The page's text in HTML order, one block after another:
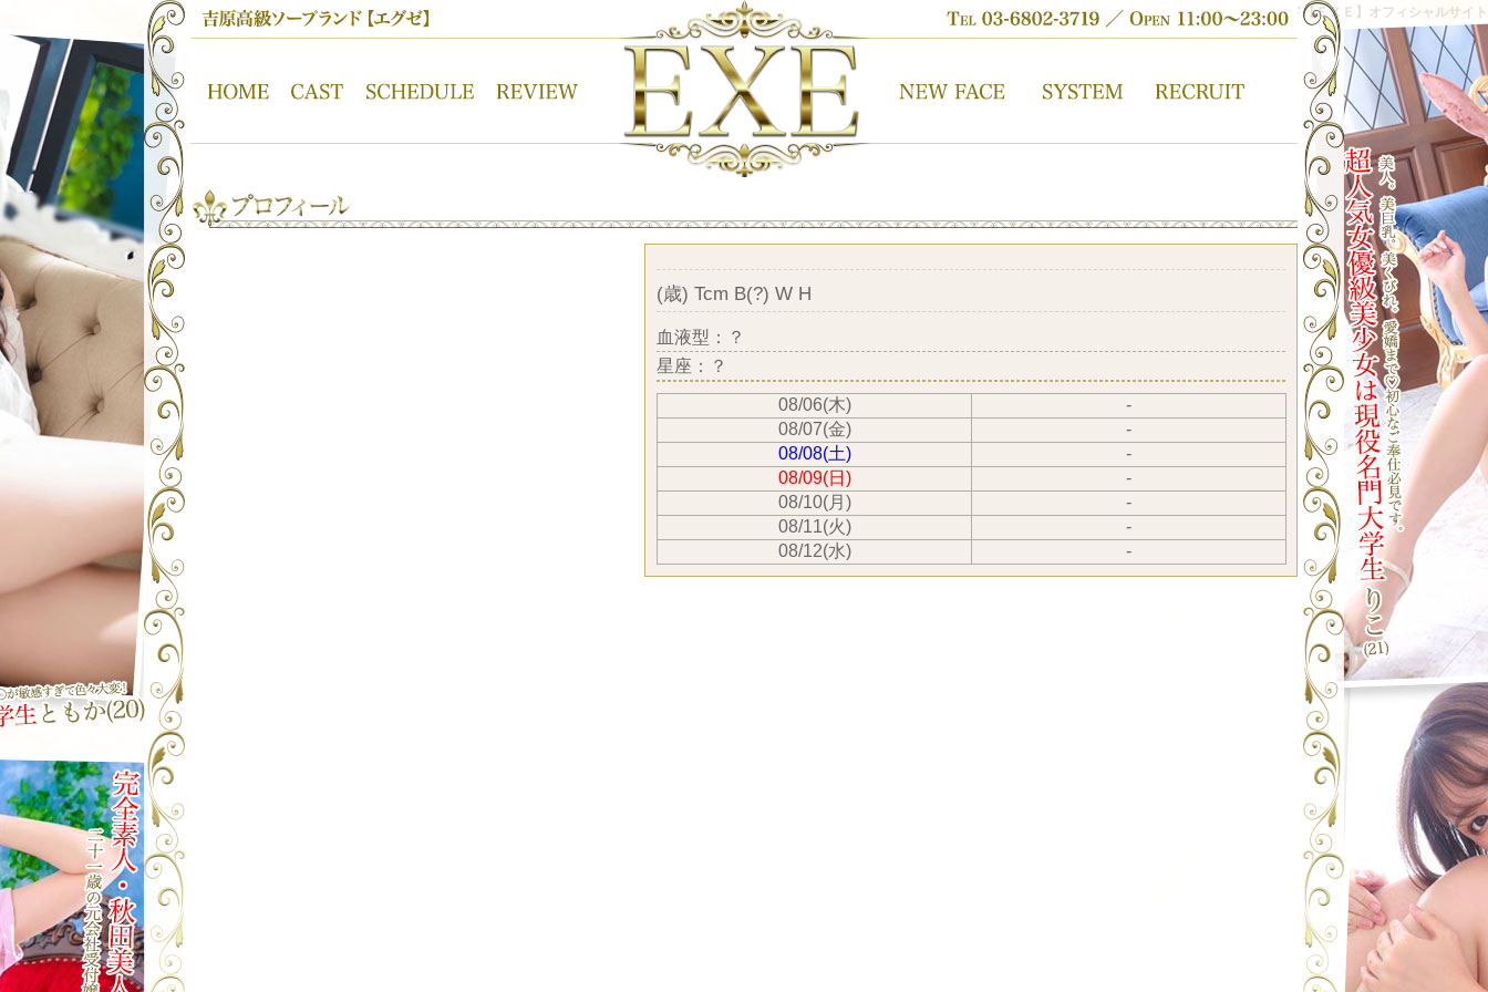
吉原高級ソープランド【ＥＸＥ】オフィシャルサイト
(歳) Tcm B(?) W H
血液型：？
星座：？
08/06(木)
-
08/07(金)
-
08/08(土)
-
08/09(日)
-
08/10(月)
-
08/11(火)
-
08/12(水)
-